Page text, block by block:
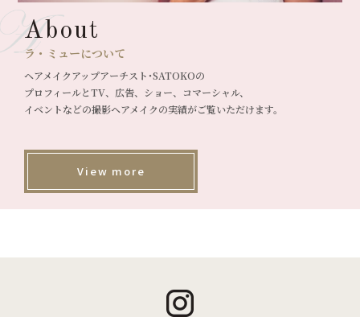
About
ラ・ミューについて
ヘアメイクアップアーチスト･SATOKOの
プロフィールとTV、広告、ショー、コマーシャル、
イベントなどの撮影ヘアメイクの実績がご覧いただけます。
View more